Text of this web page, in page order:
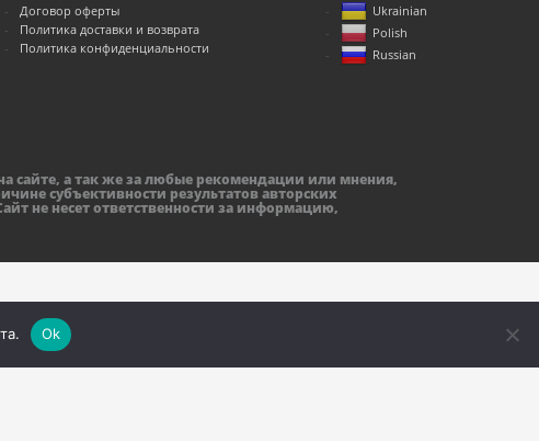
Договор оферты
Политика доставки и возврата
Политика конфиденциальности
Ukrainian
Polish
Russian
сайте, а так же за любые рекомендации или мнения,
субъективности результатов авторских
не несет ответственности за информацию,
Ok